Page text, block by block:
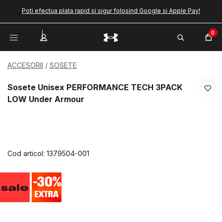
Poti efectua plata rapid si sigur folosind Google si Apple Pay!
0
ACCESORII SOSETE
Sosete Unisex PERFORMANCE TECH 3PACK
LOW Under Armour
Cod articol: 1379504-001